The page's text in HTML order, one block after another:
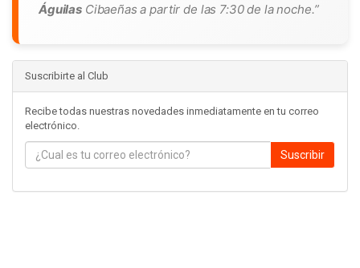
ÁguilasCibaeñas a partir de las 7:30 de la noche.”
Suscribirte al Club
Recibe todas nuestras novedades inmediatamente en tu correo
electrónico.
Suscribir